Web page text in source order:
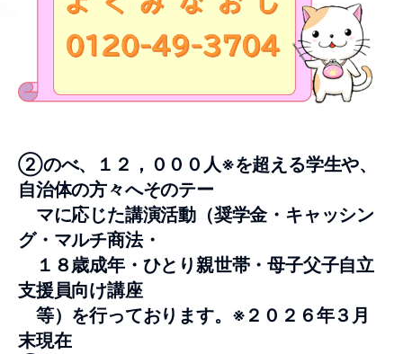
②のべ、１２，０００人※を超える学生や、
自治体の方々へそのテー
マに応じた講演活動（奨学金・キャッシン
グ・マルチ商法・
１８歳成年・ひとり親世帯・母子父子自立
支援員向け講座
等）を行っております。※２０２６年３月
末現在